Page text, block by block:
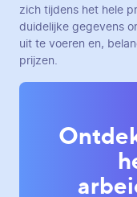
zich tijdens het hele
duidelijke gegevens
uit te voeren en,
prijzen.